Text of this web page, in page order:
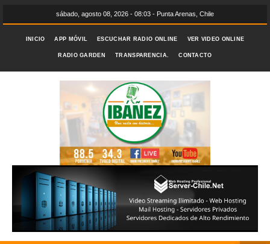
sábado, agosto 08, 2026 - 08:03 - Punta Arenas, Chile
INICIO APP MÓVIL ESCUCHAR RADIO ONLINE VER VIDEO ONLINE
RADIO GARDEN TRANSPARENCIA. CONTACTO